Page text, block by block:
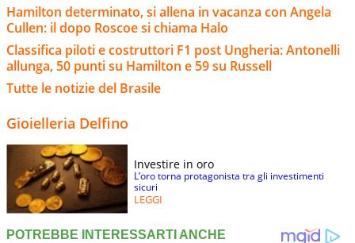
Hamilton determinato, si allena in vacanza con Angela
Cullen: il dopo Roscoe si chiama Halo
Classifica piloti e costruttori F1 post Ungheria: Antonelli
allunga, 50 punti su Hamilton e 59 su Russell
Tutte le notizie del Brasile
Gioielleria Delfino
Investire in oro
L’oro torna protagonista tra gli investimenti
sicuri
LEGGI